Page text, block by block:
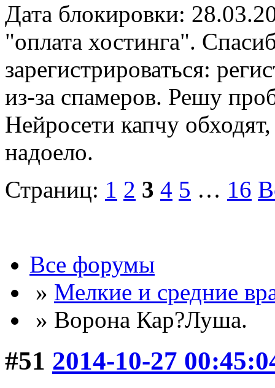
Дата блокировки:
"оплата хостинга".
зарегистрироваться:
из-за спамеров. Решу
Нейросети капчу
надоело.
Страниц: 1 2 3 4 5 … 16
Все форумы
» Мелкие и средние
» Ворона Кар?Луша.
#51 2014-10-27